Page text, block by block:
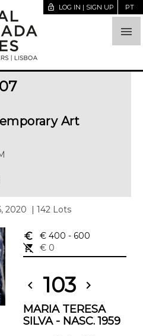

lock_open LOG IN | SIGN UP PT
Art
2020 | 142 Lots
euro_symbol € 400 - 600
remove_shopping_cart
€ 0
chevron_left 103 chevron_right
MARIA TERESA
SILVA - NASC. 1959